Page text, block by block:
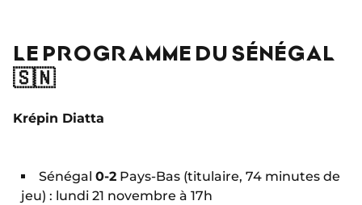
LE PROGRAMME DU SÉNÉGAL
🇸🇳
Krépin Diatta
Sénégal 0-2 Pays-Bas (titulaire, 74 minutes de
jeu) : lundi 21 novembre à 17h